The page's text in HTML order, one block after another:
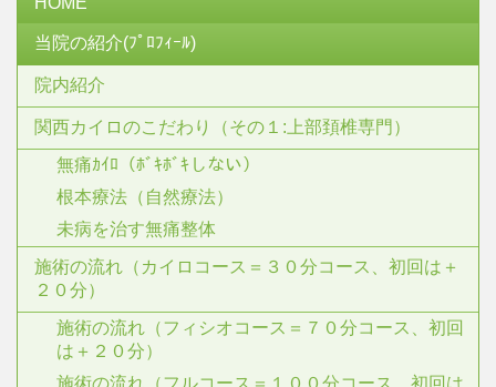
当院の紹介(ﾌﾟﾛﾌｨｰﾙ)
院内紹介
関西カイロのこだわり（その１:上部頚椎専門）
無痛ｶｲﾛ（ﾎﾞｷﾎﾞｷしない）
根本療法（自然療法）
未病を治す無痛整体
施術の流れ（カイロコース＝３０分コース、初回は＋
２０分）
施術の流れ（フィシオコース＝７０分コース、初回
は＋２０分）